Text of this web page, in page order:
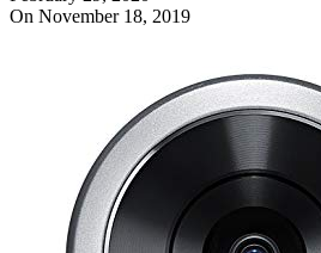
On November 18, 2019